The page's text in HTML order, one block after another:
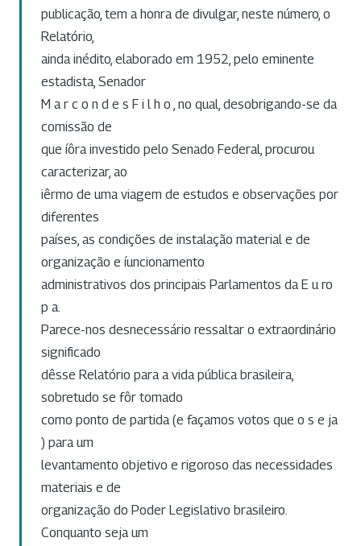
publicação, tem a honra de divulgar, neste número, o
Relatório,
ainda inédito, elaborado em 1952, pelo eminente
estadista, Senador
M a r c o n d e s F i l h o , no qual, desobrigando-se da
comissão de
que íôra investido pelo Senado Federal, procurou
caracterizar, ao
iêrmo de uma viagem de estudos e observações por
diferentes
países, as condições de instalação material e de
organização e íuncionamento
administrativos dos principais Parlamentos da E u ro
p a.
Parece-nos desnecessário ressaltar o extraordinário
significado
dêsse Relatório para a vida pública brasileira,
sobretudo se fôr tomado
como ponto de partida (e façamos votos que o s e ja
) para um
levantamento objetivo e rigoroso das necessidades
materiais e de
organização do Poder Legislativo brasileiro.
Conquanto seja um